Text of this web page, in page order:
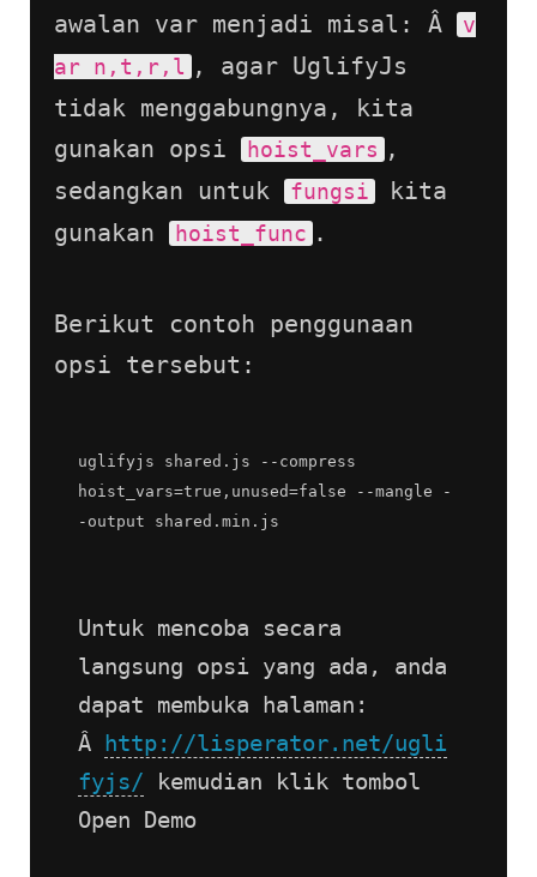
awalan var menjadi misal: Â
v
ar n,t,r,l , agar UglifyJs
tidak menggabungnya, kita
gunakan opsi
hoist_vars ,
sedangkan untuk
fungsi
kita
gunakan
hoist_func .
Berikut contoh penggunaan
opsi tersebut:
uglifyjs shared.js --compress
hoist_vars=true,unused=false --mangle -
-output shared.min.js
Untuk mencoba secara
langsung opsi yang ada, anda
dapat membuka halaman:
Â http://lisperator.net/ugli
fyjs/ kemudian klik tombol
Open Demo